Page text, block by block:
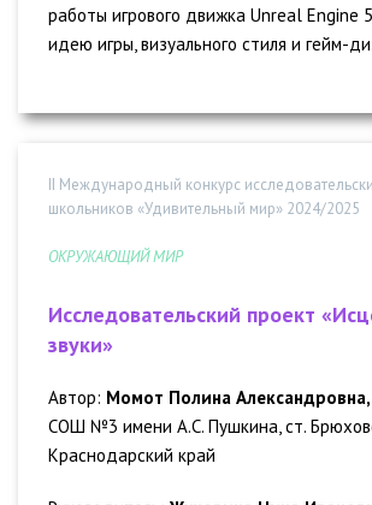
работы игрового движка Unreal Engine
идею игры, визуального стиля и гейм-
II Международный конкурс
школьников «Удивительный мир» 2024/2025
ОКРУЖАЮЩИЙ МИР
Исследовательский проект
звуки»
Автор: Момот Полина Александровна,
СОШ №3 имени А.С. Пушкина, ст.
Краснодарский край